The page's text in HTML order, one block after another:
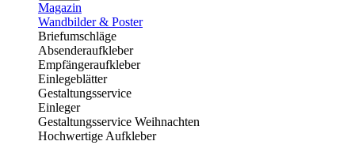
Magazin
Wandbilder & Poster
Briefumschläge
Absenderaufkleber
Empfängeraufkleber
Einlegeblätter
Gestaltungsservice
Einleger
Gestaltungsservice Weihnachten
Hochwertige Aufkleber